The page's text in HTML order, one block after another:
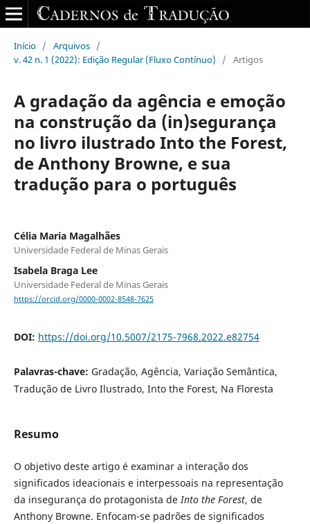
Início / Arquivos /
v. 42 n. 1 (2022): Edição Regular (Fluxo Contínuo)
/ Artigos
A gradação da agência e emoção
na construção da (in)segurança
no livro ilustrado Into the Forest,
de Anthony Browne, e sua
tradução para o português
Célia Maria Magalhães
Universidade Federal de Minas Gerais
Isabela Braga Lee
Universidade Federal de Minas Gerais
https://orcid.org/0000-0002-8548-7625
DOI: https://doi.org/10.5007/2175-7968.2022.e82754
Palavras-chave: Gradação, Agência, Variação Semântica,
Tradução de Livro Ilustrado, Into the Forest, Na Floresta
Resumo
O objetivo deste artigo é examinar a interação dos
significados ideacionais e interpessoais na representação
da insegurança do protagonista deInto the Forest, de
Anthony Browne. Enfocam-se padrões de significados